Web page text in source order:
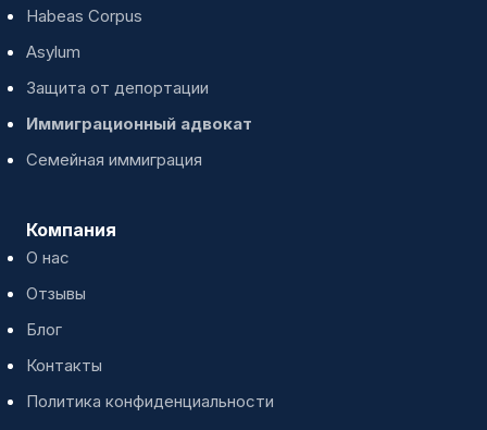
Habeas Corpus
Asylum
Защита от депортации
Иммиграционный адвокат
Семейная иммиграция
Компания
О нас
Отзывы
Блог
Контакты
Политика конфиденциальности